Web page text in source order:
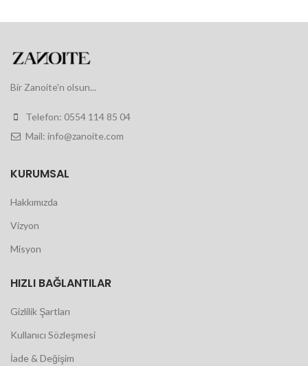
Bir Zanoite'n olsun...
Telefon: 0554 114 85 04
Mail: info@zanoite.com
KURUMSAL
Hakkımızda
Vizyon
Misyon
HIZLI BAĞLANTILAR
Gizlilik Şartları
Kullanıcı Sözleşmesi
İade & Değişim